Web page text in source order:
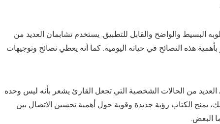
البسيط والواضح والقابل للتطبيق. يستخدم تشابمان العديد من
هذه النصائح في حياته اليومية. كما أنه يعطي نصائح وتوجيهات
العديد من الحالات الشخصية التي تجعل القارئ يشعر بأنه ليس وحده
يمنح الكتاب رؤية جديدة وقوية حول أهمية تحسين الاتصال بين
البعض.